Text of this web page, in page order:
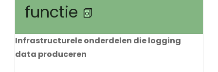
functie
Infrastructurele onderdelen die logging
data produceren